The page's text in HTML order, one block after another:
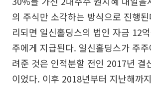
의 주식만 소각하는 방식으로 진행
리되면 일신홀딩스의 법인 자금 12
주에게 지급된다. 일신홀딩스가 주
려준 것은 인적분할 전인 2017년 결
이었다. 이후 2018년부터 지난해까